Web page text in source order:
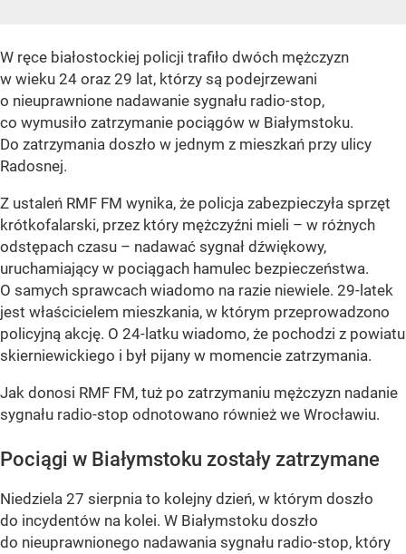
W ręce białostockiej policji trafiło dwóch mężczyzn
w wieku 24 oraz 29 lat, którzy są podejrzewani
o nieuprawnione nadawanie sygnału radio-stop,
co wymusiło zatrzymanie pociągów w Białymstoku.
Do zatrzymania doszło w jednym z mieszkań przy ulicy
Radosnej.
Z ustaleń RMF FM wynika, że policja zabezpieczyła sprzęt
krótkofalarski, przez który mężczyźni mieli – w różnych
odstępach czasu – nadawać sygnał dźwiękowy,
uruchamiający w pociągach hamulec bezpieczeństwa.
O samych sprawcach wiadomo na razie niewiele. 29-latek
jest właścicielem mieszkania, w którym przeprowadzono
policyjną akcję. O 24-latku wiadomo, że pochodzi z powiatu
skierniewickiego i był pijany w momencie zatrzymania.
Jak donosi RMF FM, tuż po zatrzymaniu mężczyzn nadanie
sygnału radio-stop odnotowano również we Wrocławiu.
Pociągi w Białymstoku zostały zatrzymane
Niedziela 27 sierpnia to kolejny dzień, w którym doszło
do incydentów na kolei. W Białymstoku doszło
do nieuprawnionego nadawania sygnału radio-stop, który